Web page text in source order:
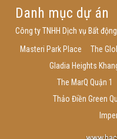
Danh mục dự án
Công ty TNHH Dịch vụ Bất
Masteri Park Place
The
Gladia Heights
The MarQ Quận 1
Thảo Điền Green